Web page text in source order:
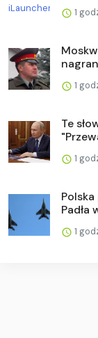
1
1
Te
1
Padła
1